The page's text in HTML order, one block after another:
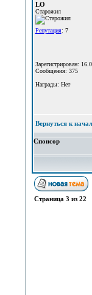
LO
Старожил
Репутация: 7
Зарегистрирован:
Сообщения: 375
Награды: Нет
Вернуться к
Спонсор
Страница 3 из22